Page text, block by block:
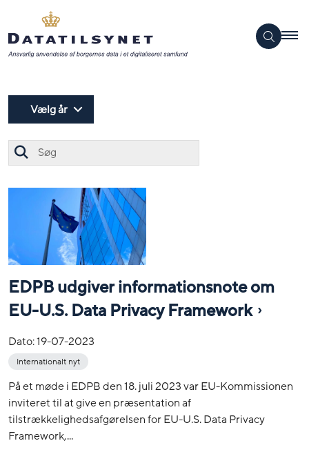
Vælg år
EDPB udgiver informationsnote om
EU-U.S. Data Privacy Framework
Dato:19-07-2023
Internationalt nyt
På et møde i EDPB den 18. juli 2023 var EU-Kommissionen
inviteret til at give en præsentation af
tilstrækkelighedsafgørelsen for EU-U.S. Data Privacy
Framework,...